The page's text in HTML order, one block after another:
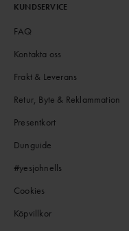
KUNDSERVICE
FAQ
Kontakta oss
Frakt & Leverans
Retur, Byte & Reklammation
Presentkort
Dunguide
#yesjohnells
Cookies
Köpvillkor